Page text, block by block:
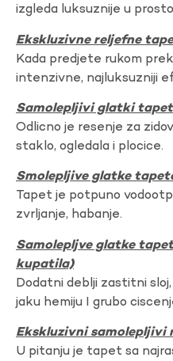
izgleda luksuznije u
Ekskluzivne reljefne
Kada predjete rukom
intenzivne, najluksuzniji
Samolepljivi glatki tapet
Odlicno je resenje za
staklo, ogledala i plocice.
Smolepljive glatke
Tapet je potpuno
zvrljanje, habanje.
Samolepljve glatke
kupatila)
Dodatni deblji zastitni
jaku hemiju I grubo
Ekskluzivni samolepljivi
U pitanju je tapet sa